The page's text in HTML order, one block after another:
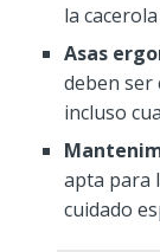
la
Asas
deben ser
incluso
apta para
cuidado